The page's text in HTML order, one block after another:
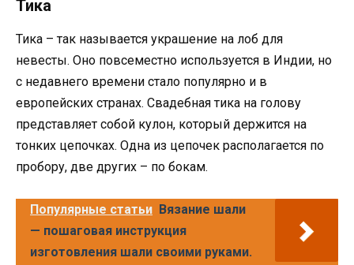
Тика
Тика – так называется украшение на лоб для
невесты. Оно повсеместно используется в Индии, но
с недавнего времени стало популярно и в
европейских странах. Свадебная тика на голову
представляет собой кулон, который держится на
тонких цепочках. Одна из цепочек располагается по
пробору, две других – по бокам.
Популярные статьи Вязание шали
— пошаговая инструкция
изготовления шали своими руками.